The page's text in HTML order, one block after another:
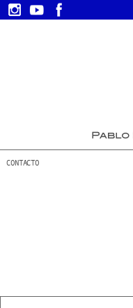
CONTACTO